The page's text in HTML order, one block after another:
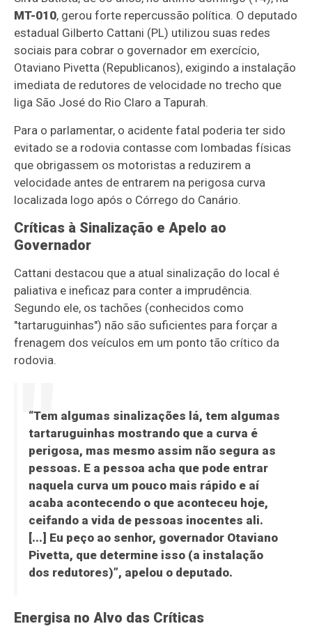
MT-010, gerou forte repercussão política. O deputado
estadual Gilberto Cattani (PL) utilizou suas redes
sociais para cobrar o governador em exercício,
Otaviano Pivetta (Republicanos), exigindo a instalação
imediata de redutores de velocidade no trecho que
liga São José do Rio Claro a Tapurah.
Para o parlamentar, o acidente fatal poderia ter sido
evitado se a rodovia contasse com lombadas físicas
que obrigassem os motoristas a reduzirem a
velocidade antes de entrarem na perigosa curva
localizada logo após o Córrego do Canário.
Críticas à Sinalização e Apelo ao
Governador
Cattani destacou que a atual sinalização do local é
paliativa e ineficaz para conter a imprudência.
Segundo ele, os tachões (conhecidos como
"tartaruguinhas") não são suficientes para forçar a
frenagem dos veículos em um ponto tão crítico da
rodovia.
“Tem algumas sinalizações lá, tem algumas
tartaruguinhas mostrando que a curva é
perigosa, mas mesmo assim não segura as
pessoas. E a pessoa acha que pode entrar
naquela curva um pouco mais rápido e aí
acaba acontecendo o que aconteceu hoje,
ceifando a vida de pessoas inocentes ali.
[...] Eu peço ao senhor, governador Otaviano
Pivetta, que determine isso (a instalação
dos redutores)”, apelou o deputado.
Energisa no Alvo das Críticas